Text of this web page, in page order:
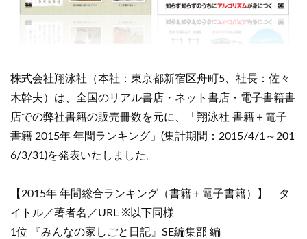
株式会社翔泳社（本社：東京都新宿区舟町5、社長：佐々
木幹夫）は、全国のリアル書店・ネット書店・電子書籍書
店での弊社書籍の販売冊数を元に、「翔泳社 書籍＋電子
書籍 2015年 年間ランキング」(集計期間：2015/4/1～201
6/3/31)を発表いたしました。
【2015年 年間総合ランキング（書籍＋電子書籍）】 タ
イトル／著者名／URL ※以下同様
1位 『みんなの家しごと日記』SE編集部 編